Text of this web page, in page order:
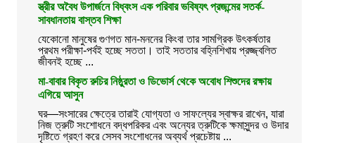
স্ত্রীর অবৈধ উপার্জনে বিধ্বংস এক পরিবার ভবিষ্যৎ প্রজন্মের সতর্ক-
সাবধানতায় বাস্তব শিক্ষা
যেকোনো মানুষের গুণগত মান-মননের কিংবা তার সামগ্রিক উৎকর্ষতার
প্রথম পরীক্ষা-পর্বই হচ্ছে সততা। তাই সততার বহ্নিশিখায় প্রজ্জ্বলিত
জীবনই হচ্ছে ...
মা-বাবার বিকৃত রুচির নিষ্ঠুরতা ও ডিভোর্স থেকে অবোধ শিশুদের রক্ষায়
এগিয়ে আসুন
ঘর—সংসারের ক্ষেত্রে তারাই যোগ্যতা ও সাফল্যের স্বাক্ষর রাখেন, যারা
নিজ ত্রুটি সংশোধনে বদ্ধপরিকর এবং অন্যের ত্রুটিকে ক্ষমাসুন্দর ও উদার
দৃষ্টিতে গ্রহণ করে সেসব সংশোধনের অব্যর্থ প্রচেষ্টায় ...